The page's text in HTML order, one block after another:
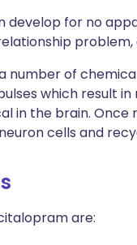
develop for no
number of
which result
in the brain.
cells and
are: